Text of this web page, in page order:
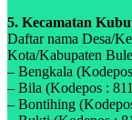
5. Kecamatan
Daftar nama Desa/
Kota/Kabupaten
– Bengkala
– Bila (Kodepos :
– Bontihing